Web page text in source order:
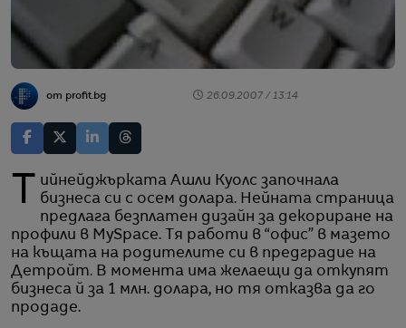
от profit.bg 26.09.2007 / 13:14
Тийнейджърката Ашли Куолс започнала
бизнеса си с осем долара. Нейната страница
предлага безплатен дизайн за декориране на
профили в MySpace. Тя работи в “офис” в мазето
на къщата на родителите си в предградие на
Детройт. В момента има желаещи да откупят
бизнеса й за 1 млн. долара, но тя отказва да го
продаде.